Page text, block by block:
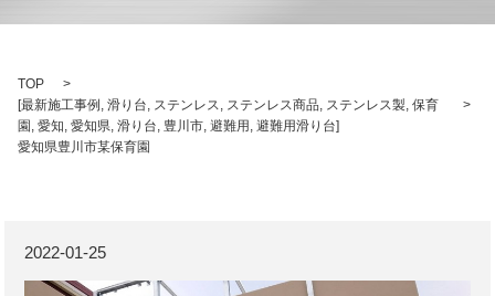
TOP
[最新施工事例 ,滑り台, ステンレス, ステンレス商品, ステンレス製,保育
園 ,愛知,愛知県,滑り台, 豊川市,避難用 ,避難用滑り台]
愛知県豊川市某保育園
2022-01-25